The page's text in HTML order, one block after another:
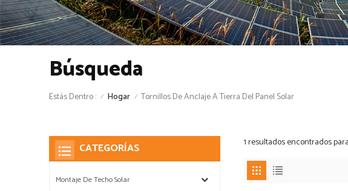
Búsqueda
Estás Dentro : / Hogar / Tornillos De Anclaje A Tierra Del Panel Solar
1 resultados encontrados
CATEGORÍAS
Montaje De Techo Solar